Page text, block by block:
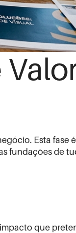
Esta fase
fundações de
que